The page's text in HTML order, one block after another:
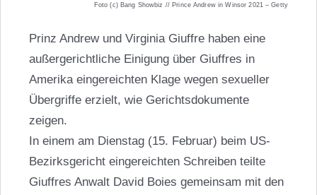
Foto (c) Bang Showbiz // Prince Andrew in Winsor 2021 – Getty
Prinz Andrew und Virginia Giuffre haben eine
außergerichtliche Einigung über Giuffres in
Amerika eingereichten Klage wegen sexueller
Übergriffe erzielt, wie Gerichtsdokumente
zeigen.
In einem am Dienstag (15. Februar) beim US-
Bezirksgericht eingereichten Schreiben teilte
Giuffres Anwalt David Boies gemeinsam mit den